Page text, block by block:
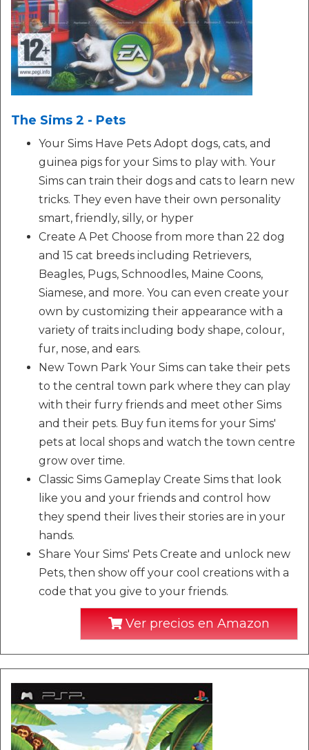
The Sims 2 - Pets
Your Sims Have Pets Adopt dogs, cats, and
guinea pigs for your Sims to play with. Your
Sims can train their dogs and cats to learn new
tricks. They even have their own personality
smart, friendly, silly, or hyper
Create A Pet Choose from more than 22 dog
and 15 cat breeds including Retrievers,
Beagles, Pugs, Schnoodles, Maine Coons,
Siamese, and more. You can even create your
own by customizing their appearance with a
variety of traits including body shape, colour,
fur, nose, and ears.
New Town Park Your Sims can take their pets
to the central town park where they can play
with their furry friends and meet other Sims
and their pets. Buy fun items for your Sims'
pets at local shops and watch the town centre
grow over time.
Classic Sims Gameplay Create Sims that look
like you and your friends and control how
they spend their lives their stories are in your
hands.
Share Your Sims' Pets Create and unlock new
Pets, then show off your cool creations with a
code that you give to your friends.
Ver precios en Amazon